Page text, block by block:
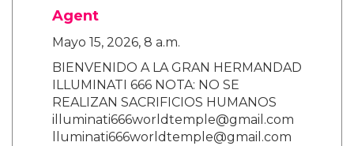
Agent
Mayo 15, 2026, 8 a.m.
BIENVENIDO A LA GRAN HERMANDAD
ILLUMINATI 666 NOTA: NO SE
REALIZAN SACRIFICIOS HUMANOS
illuminati666worldtemple@gmail.com
lluminati666worldtemple@gmail.com